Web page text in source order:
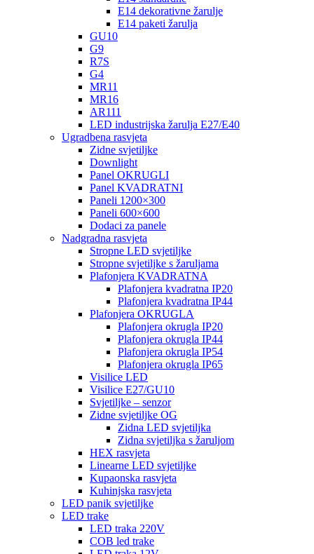
E14 dekorativne žarulje
E14 paketi žarulja
GU10
G9
R7S
G4
MR11
MR16
AR111
LED industrijska žarulja E27/E40
Ugradbena rasvjeta
Zidne svjetiljke
Downlight
Panel OKRUGLI
Panel KVADRATNI
Paneli 1200×300
Paneli 600×600
Dodaci za panele
Nadgradna rasvjeta
Stropne LED svjetiljke
Stropne svjetiljke s žaruljama
Plafonjera KVADRATNA
Plafonjera kvadratna IP20
Plafonjera kvadratna IP44
Plafonjera OKRUGLA
Plafonjera okrugla IP20
Plafonjera okrugla IP44
Plafonjera okrugla IP54
Plafonjera okrugla IP65
Visilice LED
Visilice E27/GU10
Svjetiljke – senzor
Zidne svjetiljke OG
Zidna LED svjetiljka
Zidna svjetiljka s žaruljom
HEX rasvjeta
Linearne LED svjetiljke
Kupaonska rasvjeta
Kuhinjska rasvjeta
LED panik svjetiljke
LED trake
LED traka 220V
COB led trake